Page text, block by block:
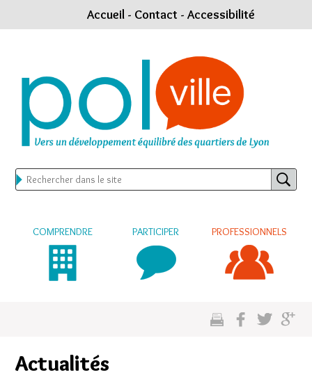
Accueil- Contact - Accessibilité
COMPRENDRE PARTICIPER PROFESSIONNELS
Actualités